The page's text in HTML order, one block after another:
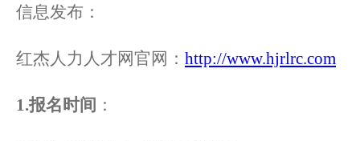
信息发布：
红杰人力人才网官网 ： http://www.hjrlrc.com
1.报名时间 ：